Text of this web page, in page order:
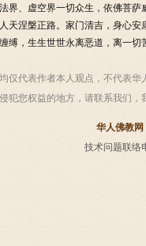
界、虚空界一切众生，依佛菩
天涅槃正路。家门清吉，身心
缚，生生世世永离恶道，离一
仅代表作者本人观点，不代表
犯您权益的地方，请联系我们，
华人佛教网
技术问题联络